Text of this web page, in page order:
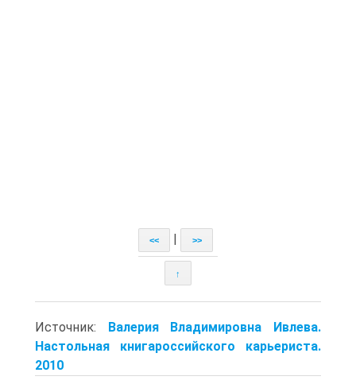
<< >>
↑
Источник: Валерия Владимировна Ивлева.
Настольная книгароссийского карьериста.
2010